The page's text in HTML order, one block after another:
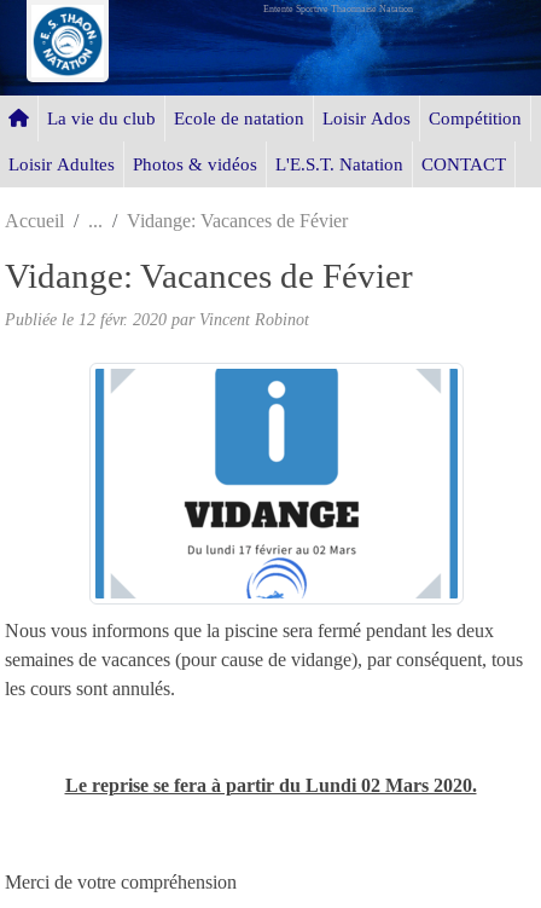
Entente Sportive Thaonnaise Natation
La vie du club Ecole de natation Loisir Ados Compétition
Loisir Adultes Photos & vidéos L'E.S.T. Natation CONTACT
Accueil Vidange: Vacances de Févier
Vidange: Vacances de Févier
Publiée le 12 févr. 2020 par Vincent Robinot
Nous vous informons que la piscine sera fermé pendant les deux
semaines de vacances (pour cause de vidange), par conséquent, tous
les cours sont annulés.
Le reprise se fera à partir du Lundi 02 Mars 2020.
Merci de votre compréhension
Panneau de gestion des cookies